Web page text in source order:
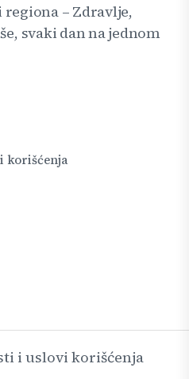
– Zdravlje,
svaki dan na jednom
korišćenja
i uslovi korišćenja